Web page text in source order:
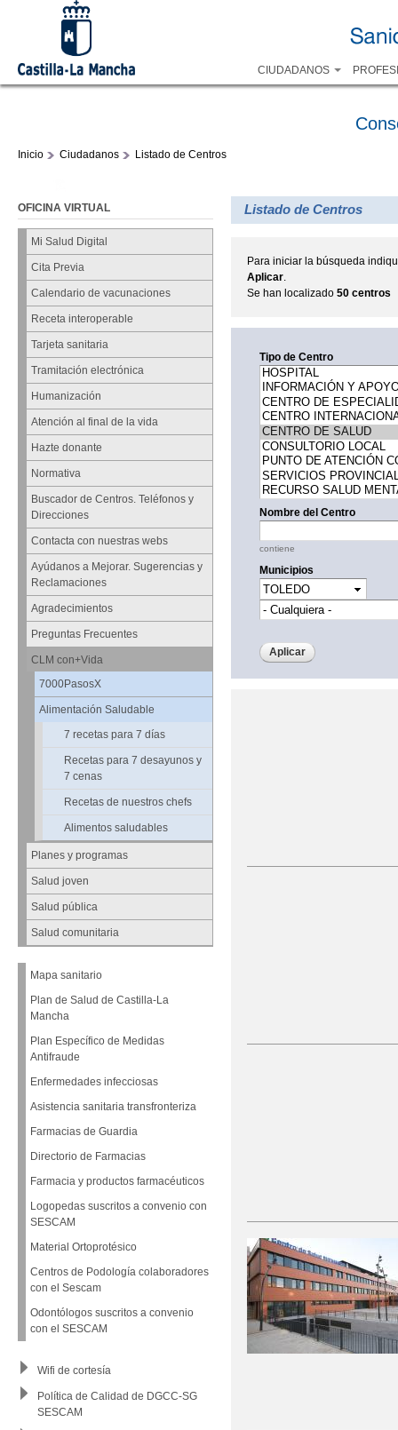
CIUDADANOS
Inicio Ciudadanos Listado de Centros
OFICINA VIRTUAL
Mi Salud Digital
Cita Previa
Calendario de vacunaciones
Receta interoperable
Tarjeta sanitaria
Tramitación electrónica
Humanización
Atención al final de la vida
Hazte donante
Normativa
Buscador de Centros. Teléfonos y
Direcciones
Contacta con nuestras webs
Ayúdanos a Mejorar. Sugerencias y
Reclamaciones
Agradecimientos
Preguntas Frecuentes
CLM con+Vida
7000PasosX
Alimentación Saludable
7 recetas para 7 días
Recetas para 7 desayunos y
7 cenas
Recetas de nuestros chefs
Alimentos saludables
Planes y programas
Salud joven
Salud pública
Salud comunitaria
Mapa sanitario
Plan de Salud de Castilla-La
Mancha
Plan Específico de Medidas
Antifraude
Enfermedades infecciosas
Asistencia sanitaria transfronteriza
Farmacias de Guardia
Directorio de Farmacias
Farmacia y productos farmacéuticos
Logopedas suscritos a convenio con
SESCAM
Material Ortoprotésico
Centros de Podología colaboradores
con el Sescam
Odontólogos suscritos a convenio
con el SESCAM
Wifi de cortesía
Política de Calidad de DGCC-SG
SESCAM
Listado de Centros
Para iniciar la búsqueda
Aplicar
Se han localizado 50 centros
Tipo de Centro
Nombre del Centro
contiene
Municipios